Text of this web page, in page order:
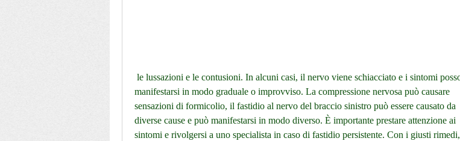
manifestarsi in modo graduale o improvviso. La compressione nervosa può causare
sensazioni di formicolio, il fastidio al nervo del braccio sinistro può essere causato da
diverse cause e può manifestarsi in modo diverso. È importante prestare attenzione ai
sintomi e rivolgersi a uno specialista in caso di fastidio persistente. Con i giusti rimedi,